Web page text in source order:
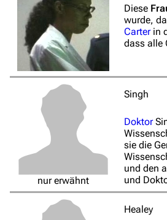
Diese
wurde,
Carterin
dass alle
nur erwähnt
Singh
Doktor
sie die
und den
und
Healey